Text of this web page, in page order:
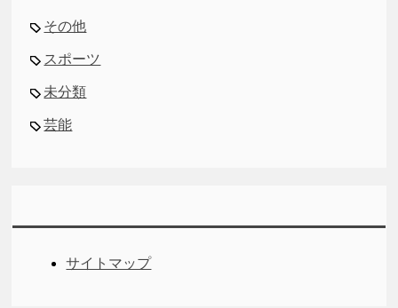
その他
スポーツ
未分類
芸能
サイトマップ